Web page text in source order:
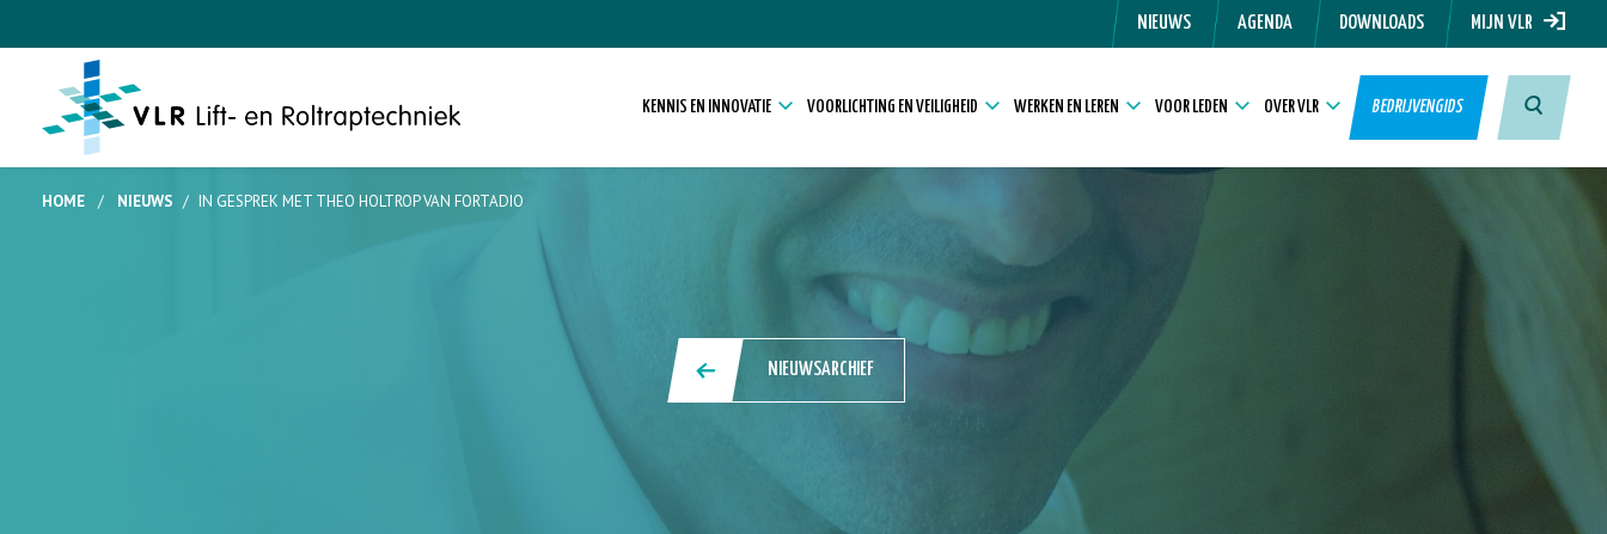
NIEUWS AGENDA DOWNLOADS MIJN VLR
KENNIS EN INNOVATIE VOORLICHTING EN VEILIGHEID WERKEN EN LEREN VOOR LEDEN OVER VLR BEDRIJVENGIDS
HOME / NIEUWS / IN GESPREK MET THEO HOLTROP VAN FORTADIO
NIEUWSARCHIEF